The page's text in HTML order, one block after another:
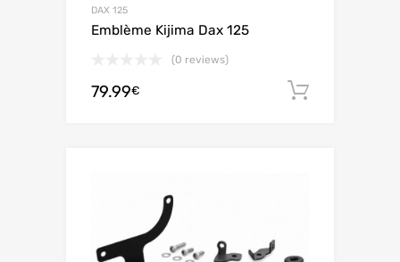
DAX 125
Emblème Kijima Dax 125
(0 reviews)
79.99€